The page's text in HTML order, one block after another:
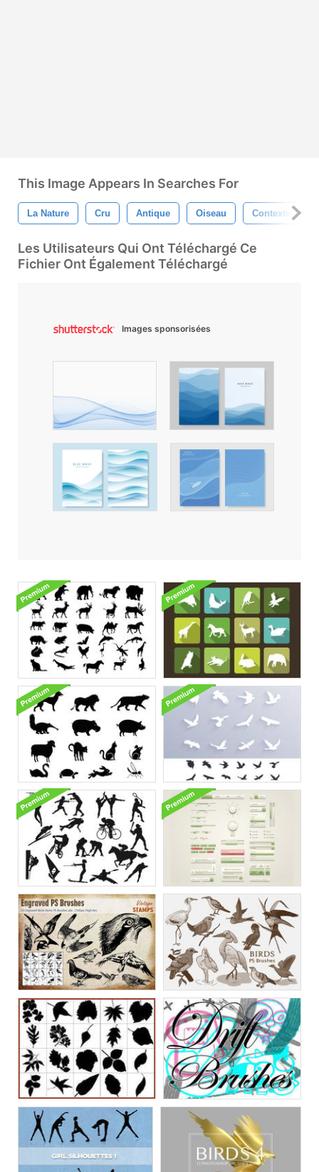
This Image Appears In Searches For
La Nature Cru Antique Oiseau Contexte
Les Utilisateurs Qui Ont Téléchargé Ce
Fichier Ont Également Téléchargé
Images sponsorisées